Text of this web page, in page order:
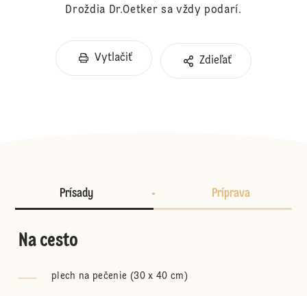
Droždia Dr.Oetker sa vždy podarí.
Vytlačiť Zdieľať
Prísady Príprava
Na cesto
plech na pečenie (30 x 40 cm)